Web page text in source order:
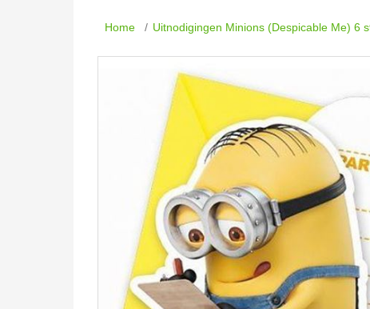
Home / Uitnodigingen Minions (Despicable Me) 6